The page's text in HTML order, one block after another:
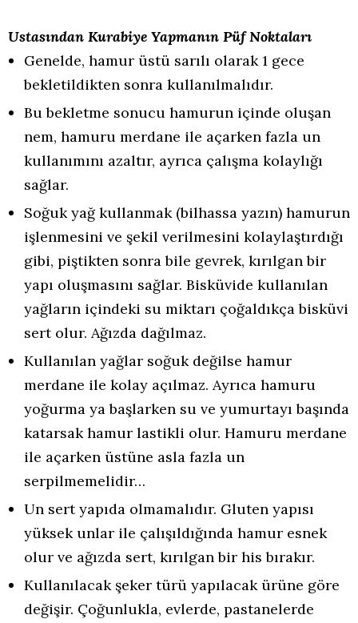
Ustasından Kurabiye Yapmanın Püf Noktaları
Genelde, hamur üstü sarılı olarak 1 gece
bekletildikten sonra kullanılmalıdır.
Bu bekletme sonucu hamurun içinde oluşan
nem, hamuru merdane ile açarken fazla un
kullanımını azaltır, ayrıca çalışma kolaylığı
sağlar.
Soğuk yağ kullanmak (bilhassa yazın) hamurun
işlenmesini ve şekil verilmesini kolaylaştırdığı
gibi, piştikten sonra bile gevrek, kırılgan bir
yapı oluşmasını sağlar. Bisküvide kullanılan
yağların içindeki su miktarı çoğaldıkça bisküvi
sert olur. Ağızda dağılmaz.
Kullanılan yağlar soğuk değilse hamur
merdane ile kolay açılmaz. Ayrıca hamuru
yoğurma ya başlarken su ve yumurtayı başında
katarsak hamur lastikli olur. Hamuru merdane
ile açarken üstüne asla fazla un
serpilmemelidir…
Un sert yapıda olmamalıdır. Gluten yapısı
yüksek unlar ile çalışıldığında hamur esnek
olur ve ağızda sert, kırılgan bir his bırakır.
Kullanılacak şeker türü yapılacak ürüne göre
değişir. Çoğunlukla, evlerde, pastanelerde